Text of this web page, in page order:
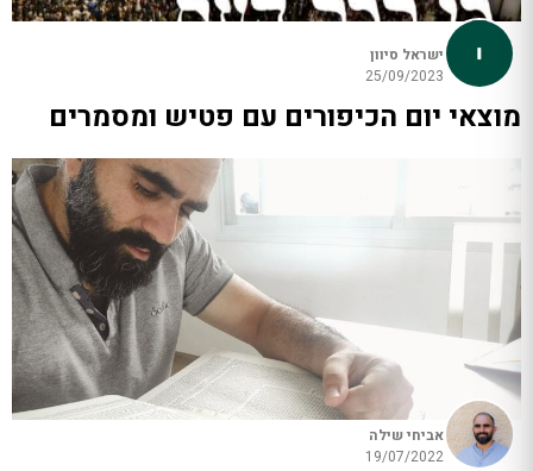
ישראל סיוון
25/09/2023
מוצאי יום הכיפורים עם פטיש ומסמרים
אביחי שילה
19/07/2022